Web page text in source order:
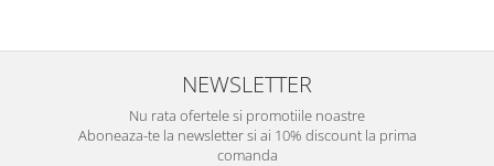
NEWSLETTER
Nu rata ofertele si promotiile noastre
Aboneaza-te la newsletter si ai 10% discount la prima
comanda